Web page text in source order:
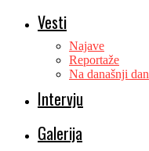
Vesti
Najave
Reportaže
Na današnji dan
Intervju
Galerija